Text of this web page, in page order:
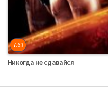
7.63
Никогда не сдавайся